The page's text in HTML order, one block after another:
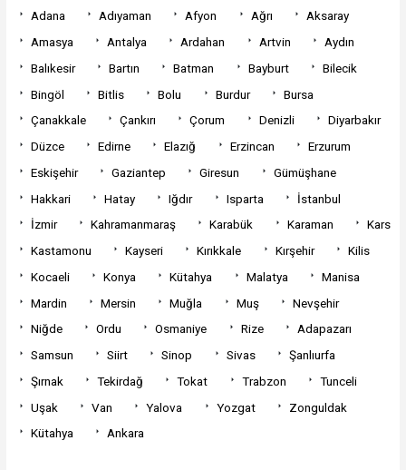
Adana Adıyaman Afyon Ağrı
Aksaray
Amasya
Antalya Ardahan Artvin
Aydın
Balıkesir
Bartın Batman Bayburt
Bilecik
Bingöl
Bitlis Bolu Burdur
Bursa
Çanakkale
Çankırı Çorum Denizli
Diyarbakır
Düzce
Edirne Elazığ Erzincan
Erzurum
Eskişehir
Gaziantep Giresun
Gümüşhane
Hakkari
Hatay Iğdır Isparta
İstanbul
İzmir
Kahramanmaraş Karabük Karaman
Kars
Kastamonu
Kayseri Kırıkkale Kırşehir
Kilis
Kocaeli
Konya Kütahya Malatya
Manisa
Mardin
Mersin Muğla Muş
Nevşehir
Niğde
Ordu Osmaniye Rize
Adapazarı
Samsun
Siirt Sinop Sivas
Şanlıurfa
Şırnak
Tekirdağ Tokat Trabzon
Tunceli
Uşak
Van Yalova Yozgat
Zonguldak
Kütahya
Ankara